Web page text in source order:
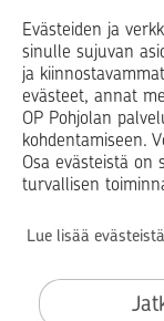
Evästeiden ja
sinulle sujuvan
ja
evästeet, annat
OP Pohjolan
kohdentamiseen.
Osa evästeistä on
turvallisen
Lue lisää evästeistä
Op.fi OP
Facebook
X
Käyttöehdot